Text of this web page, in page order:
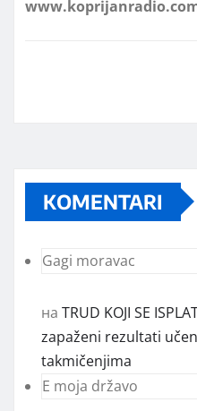
KOMENTARI
Gagi moravac
на TRUD KOJI SE
zapaženi rezultati
takmičenjima
E moja državo